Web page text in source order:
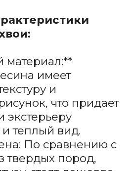
материал:**
имеет
и
что придает
экстерьеру
теплый вид.
По сравнению с
твердых пород,